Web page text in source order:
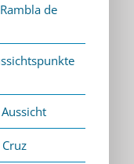
de